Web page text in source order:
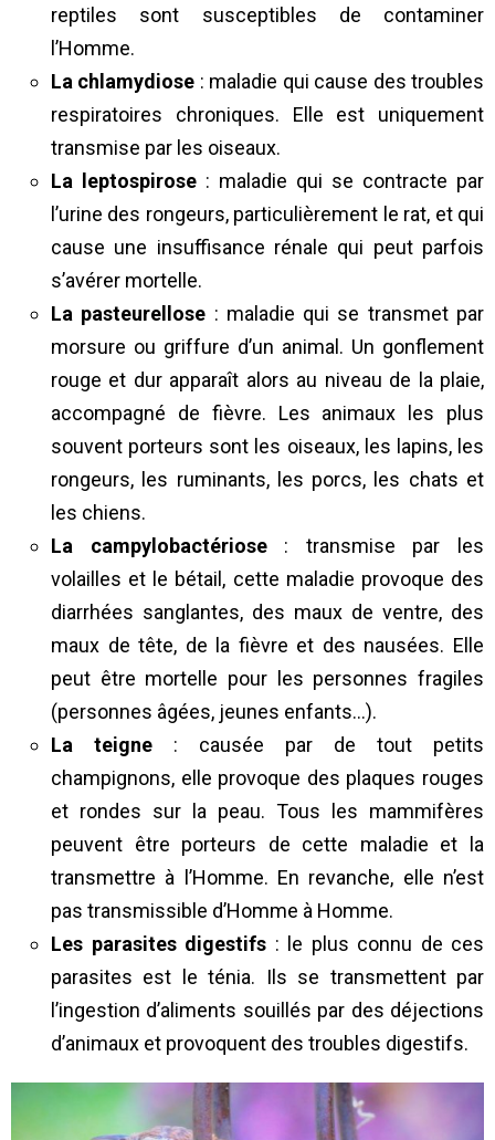
reptiles sont susceptibles de contaminer
l’Homme.
La chlamydiose : maladie qui cause des troubles
respiratoires chroniques. Elle est uniquement
transmise par les oiseaux.
La leptospirose : maladie qui se contracte par
l’urine des rongeurs, particulièrement le rat, et qui
cause une insuffisance rénale qui peut parfois
s’avérer mortelle.
La pasteurellose : maladie qui se transmet par
morsure ou griffure d’un animal. Un gonflement
rouge et dur apparaît alors au niveau de la plaie,
accompagné de fièvre. Les animaux les plus
souvent porteurs sont les oiseaux, les lapins, les
rongeurs, les ruminants, les porcs, les chats et
les chiens.
La campylobactériose: transmise par les
volailles et le bétail, cette maladie provoque des
diarrhées sanglantes, des maux de ventre, des
maux de tête, de la fièvre et des nausées. Elle
peut être mortelle pour les personnes fragiles
(personnes âgées, jeunes enfants…).
La teigne : causée par de tout petits
champignons, elle provoque des plaques rouges
et rondes sur la peau. Tous les mammifères
peuvent être porteurs de cette maladie et la
transmettre à l’Homme. En revanche, elle n’est
pas transmissible d’Homme à Homme.
Les parasites digestifs : le plus connu de ces
parasites est le ténia. Ils se transmettent par
l’ingestion d’aliments souillés par des déjections
d’animaux et provoquent des troubles digestifs.